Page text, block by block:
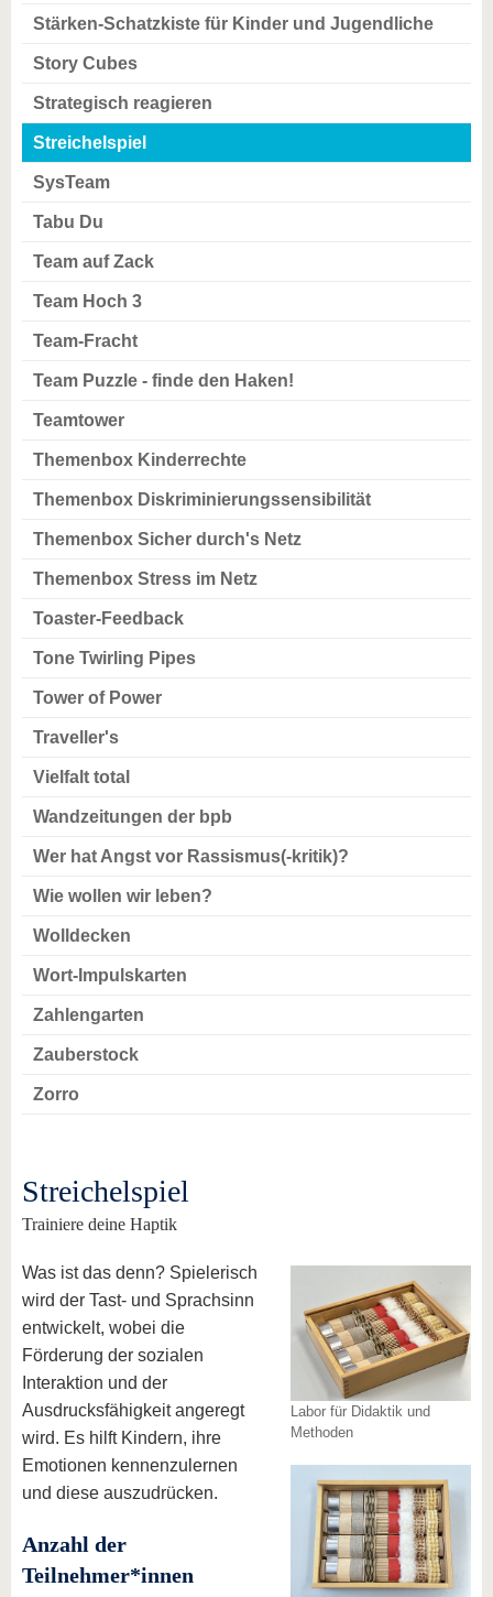
Stärken-Schatzkiste für Kinder und Jugendliche
Story Cubes
Strategisch reagieren
Streichelspiel
SysTeam
Tabu Du
Team auf Zack
Team Hoch 3
Team-Fracht
Team Puzzle - finde den Haken!
Teamtower
Themenbox Kinderrechte
Themenbox Diskriminierungssensibilität
Themenbox Sicher durch's Netz
Themenbox Stress im Netz
Toaster-Feedback
Tone Twirling Pipes
Tower of Power
Traveller's
Vielfalt total
Wandzeitungen der bpb
Wer hat Angst vor Rassismus(-kritik)?
Wie wollen wir leben?
Wolldecken
Wort-Impulskarten
Zahlengarten
Zauberstock
Zorro
Streichelspiel
Trainiere deine Haptik
Labor für Didaktik und
Methoden
Was ist das denn? Spielerisch
wird der Tast- und Sprachsinn
entwickelt, wobei die
Förderung der sozialen
Interaktion und der
Ausdrucksfähigkeit angeregt
wird. Es hilft Kindern, ihre
Emotionen kennenzulernen
und diese auszudrücken.
Anzahl der
Teilnehmer*innen